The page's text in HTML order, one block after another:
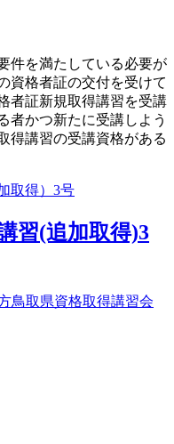
件を満たしている必要が
資格者証の交付を受けて
者証新規取得講習を受講
者かつ新たに受講しよう
得講習の受講資格がある
習(追加取得)3
鳥取県資格取得講習会